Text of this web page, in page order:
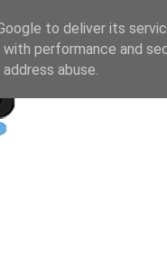
to deliver its
with performance and
abuse.